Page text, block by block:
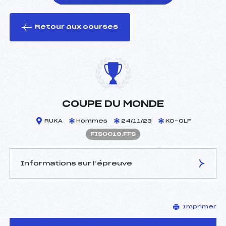
le ski
Retour aux courses
COUPE DU MONDE
RUKA Hommes 24/11/23 KO-QLF
FIS0019.FFS
Informations sur l’épreuve
–
D.T Adjoint :
–
Imprimer